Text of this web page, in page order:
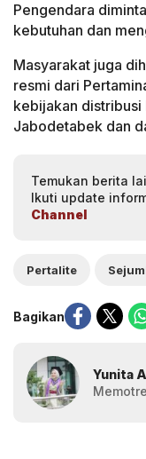
Pengendara
kebutuhan dan
Masyarakat juga
resmi dari
kebijakan distribusi
Jabodetabek dan
Temukan berita
Ikuti update
Channel
Pertalite
Bagikan
Yunita